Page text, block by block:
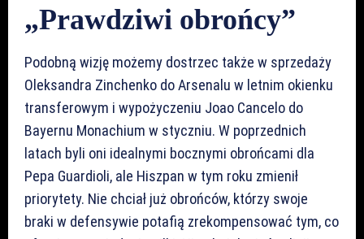
„Prawdziwi obrońcy”
Podobną wizję możemy dostrzec także w sprzedaży
Oleksandra Zinchenko do Arsenalu w letnim okienku
transferowym i wypożyczeniu Joao Cancelo do
Bayernu Monachium w styczniu. W poprzednich
latach byli oni idealnymi bocznymi obrońcami dla
Pepa Guardioli, ale Hiszpan w tym roku zmienił
priorytety. Nie chciał już obrońców, którzy swoje
braki w defensywie potafią zrekompensować tym, co